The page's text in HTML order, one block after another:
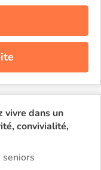
vivre dans un
convivialité,
seniors